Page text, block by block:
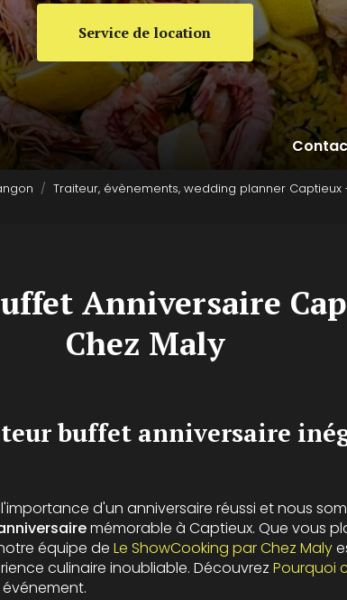
Service de location
Traiteur, évènements, wedding planner Captieux
Anniversaire
Chez Maly
buffet anniversaire
d'un anniversaire réussi et nous
mémorable à Captieux. Que vous
équipe de Le ShowCooking par Chez Maly
culinaire inoubliable. Découvrez Pourquoi